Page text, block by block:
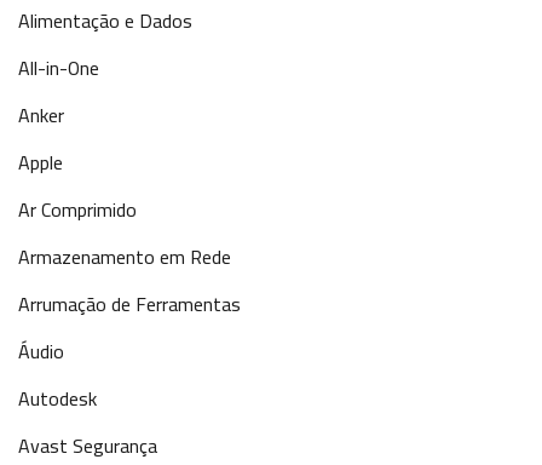
Alimentação e Dados
All-in-One
Anker
Apple
Ar Comprimido
Armazenamento em Rede
Arrumação de Ferramentas
Áudio
Autodesk
Avast Segurança